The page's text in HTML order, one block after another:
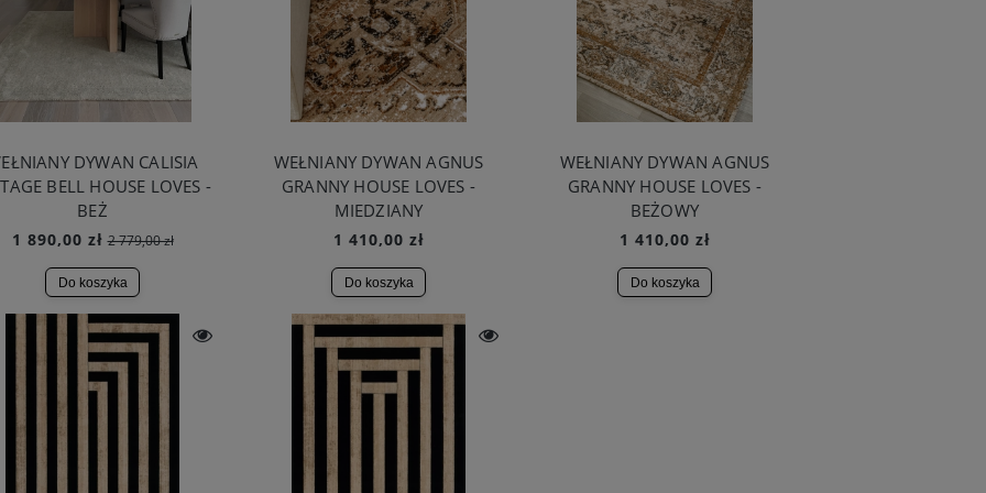
DYWAN CALISIA
BELL HOUSE LOVES -
BEŻ
1 890,00 zł 2 779,00 zł
Do koszyka
WEŁNIANY DYWAN AGNUS
GRANNY HOUSE LOVES -
MIEDZIANY
1 410,00 zł
Do koszyka
WEŁNIANY DYWAN AGNUS
GRANNY HOUSE LOVES -
BEŻOWY
1 410,00 zł
Do koszyka